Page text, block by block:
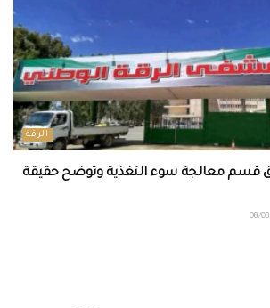
الرقة
قسم معالجة سوء التغذية وتوضح حقيقة